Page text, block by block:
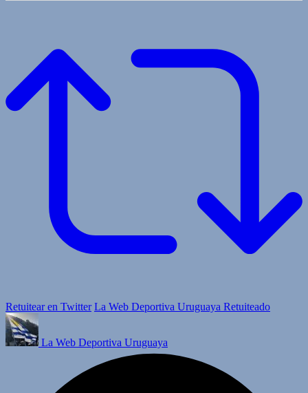
Retuitear en Twitter La Web Deportiva Uruguaya Retuiteado
La Web Deportiva Uruguaya